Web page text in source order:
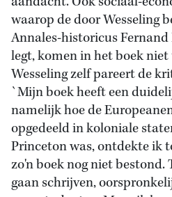
waarop de door Wesseling
Annales-historicus
legt, komen in het boek niet
Wesseling zelf pareert de
`Mijn boek heeft een
namelijk hoe de
opgedeeld in koloniale
Princeton was, ontdekte ik
zo'n boek nog niet bestond.
gaan schrijven,